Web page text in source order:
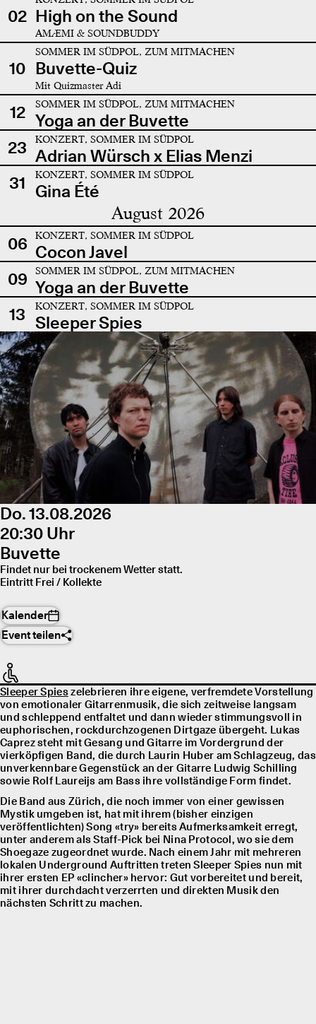
02 High on the Sound
AMÆMI & SOUNDBUDDY
10
SOMMER IM SÜDPOL, ZUM MITMACHEN
Buvette-Quiz
Mit Quizmaster Adi
12 SOMMER IM SÜDPOL, ZUM MITMACHEN
Yoga an der Buvette
23
KONZERT, SOMMER IM SÜDPOL
Adrian Würsch x Elias Menzi
31
KONZERT, SOMMER IM SÜDPOL
Gina Été
August 2026
06 KONZERT, SOMMER IM SÜDPOL
Cocon Javel
09
SOMMER IM SÜDPOL, ZUM MITMACHEN
Yoga an der Buvette
13
KONZERT, SOMMER IM SÜDPOL
Sleeper Spies
Do. 13.08.2026
20:30 Uhr
Buvette
Findet nur bei trockenem Wetter statt.
Eintritt Frei / Kollekte
Kalender
Event teilen
Sleeper Spieszelebrieren ihre eigene, verfremdete Vorstellung
von emotionaler Gitarrenmusik, die sich zeitweise langsam
und schleppend entfaltet und dann wieder stimmungsvoll in
euphorischen, rockdurchzogenen Dirtgaze übergeht. Lukas
Caprez steht mit Gesang und Gitarre im Vordergrund der
vierköpfigen Band, die durch Laurin Huber am Schlagzeug, das
unverkennbare Gegenstück an der Gitarre Ludwig Schilling
sowie Rolf Laureĳs am Bass ihre vollständige Form findet.
Die Band aus Zürich, die noch immer von einer gewissen
Mystik umgeben ist, hat mit ihrem (bisher einzigen
veröffentlichten) Song «try» bereits Aufmerksamkeit erregt,
unter anderem als Staff-Pick bei Nina Protocol, wo sie dem
Shoegaze zugeordnet wurde. Nach einem Jahr mit mehreren
lokalen Underground Auftritten treten Sleeper Spies nun mit
ihrer ersten EP «clincher» hervor: Gut vorbereitet und bereit,
mit ihrer durchdacht verzerrten und direkten Musik den
nächsten Schritt zu machen.